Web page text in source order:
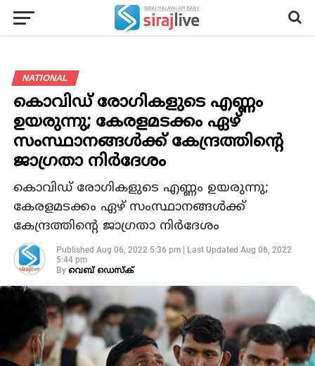
NATIONAL
കൊവിഡ് രോഗികളുടെ എണ്ണം
ഉയരുന്നു; കേരളമടക്കം ഏഴ്
സംസ്ഥാനങ്ങൾക്ക് കേന്ദ്രത്തിന്റെ
ജാഗ്രതാ നിർദേശം
കൊവിഡ് രോഗികളുടെ എണ്ണം ഉയരുന്നു;
കേരളമടക്കം ഏഴ് സംസ്ഥാനങ്ങൾക്ക്
കേന്ദ്രത്തിന്റെ ജാഗ്രതാ നിർദേശം
Published Aug 06, 2022 5:36 pm| Last Updated Aug 06, 2022
5:44 pm
By വെബ് ഡെസ്‌ക്